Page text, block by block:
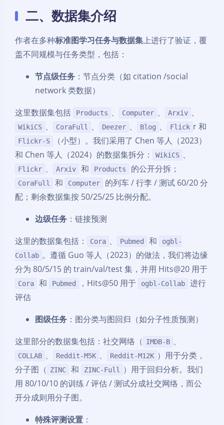
二、数据集介绍
作者在多种标准图学习任务与数据集上进行了验证，覆
盖不同规模与任务类型，包括：
节点级任务 ：节点分类（如 citation /social
network 类数据）
这里数据集包括
Products 、 Computer 、 Arxiv 、
WikiCS 、 CoraFull 、 Deezer 、 Blog 、 Flick r 和
Flickr-S
（小型）。我们采用了 Chen 等人（2023）
和 Chen 等人（2024）的数据集拆分：
WikiCS 、
Flickr 、 Arxiv 和 Products 的公开分拆；
CoraFull 和 Computer
的列车 / 行李 / 测试 60/20 分
配；剩余数据集按 50/25/25 比例分配。
边级任务 ：链接预测
这里的数据集包括：
Cora 、 Pubmed 和
ogbl-
Collab 。遵循 Guo 等人（2023）的做法，我们将边缘
分为 80/5/15 的 train/val/test 集，并用 Hits@20 用于
Cora 和 Pubmed ，Hits@50 用于 ogbl-Collab
进行
评估
图级任务 ：图分类与图回归（如分子性质预测）
这里部分的数据集包括：社交网络（ IMDB-B 、
COLLAB 、 Reddit-M5K 、 Reddit-M12K ）用于分类，
分子图（ ZINC 和 ZINC-Full ）用于回归分析。我们
用 80/10/10 的训练 / 评估 / 测试分成社交网络，而公
开分成则用分子图。
特殊评测设置 ：